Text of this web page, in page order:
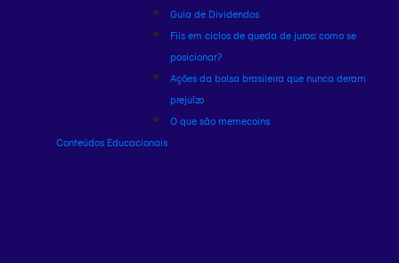
Guia de Dividendos
Fiis em ciclos de queda de juros: como se
posicionar?
Ações da bolsa brasileira que nunca deram
prejuízo
O que são memecoins
Conteúdos Educacionais